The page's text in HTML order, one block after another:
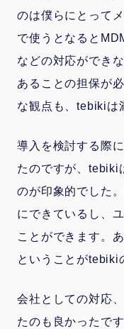
のは僕らにとって
で使うとなると
などの対応ができ
あることの担保が
な観点も、tebikiは
導入を検討する際
たのですが、tebiki
のが印象的でした
にできているし、
ことができます。
ということがtebiki
会社としての対応
たのも良かったで